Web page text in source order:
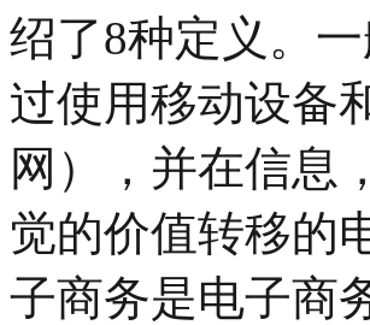
绍了8种定义。
过使用移动设备
网），并在信息
觉的价值转移的
子商务是电子商